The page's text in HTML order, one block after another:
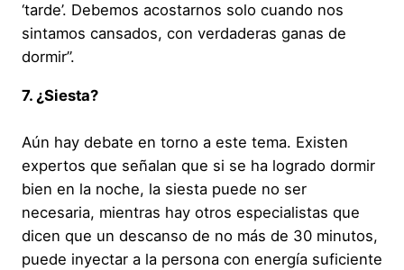
‘tarde’. Debemos acostarnos solo cuando nos
sintamos cansados, con verdaderas ganas de
dormir”.
7. ¿Siesta?
Aún hay debate en torno a este tema. Existen
expertos que señalan que si se ha logrado dormir
bien en la noche, la siesta puede no ser
necesaria, mientras hay otros especialistas que
dicen que un descanso de no más de 30 minutos,
puede inyectar a la persona con energía suficiente